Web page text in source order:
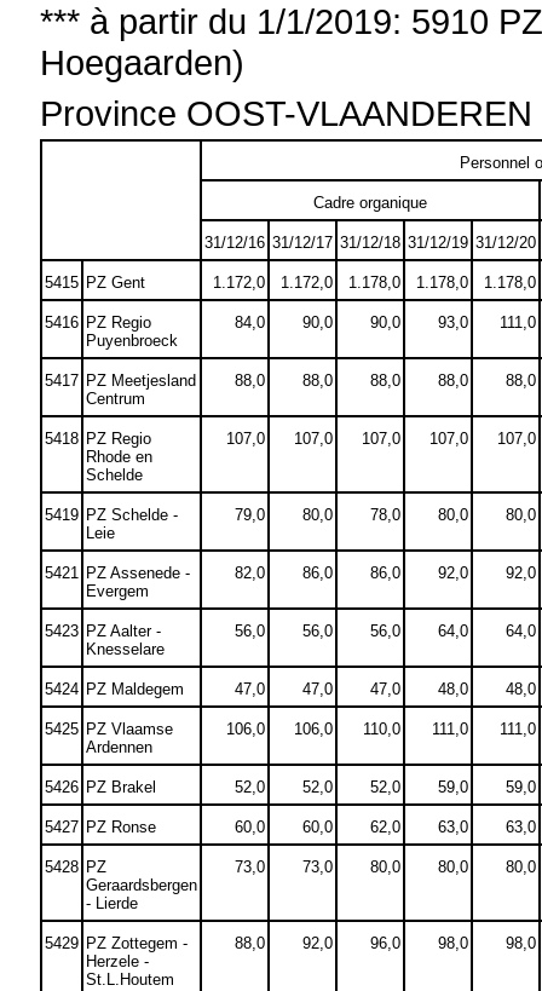
*** à partir du 1/1/2019: 5910
Hoegaarden)
Province OOST-VLAANDEREN
Personnel
Cadre organique
31/12/16 31/12/17 31/12/18 31/12/19 31/12/20
5415 PZ Gent 1.172,0 1.172,0 1.178,0 1.178,0 1.178,0
5416 PZ Regio
Puyenbroeck
84,0 90,0 90,0 93,0 111,0
5417 PZ Meetjesland
Centrum
88,0 88,0 88,0 88,0 88,0
5418 PZ Regio
Rhode en
Schelde
107,0 107,0 107,0 107,0 107,0
5419 PZ Schelde -
Leie
79,0 80,0 78,0 80,0 80,0
5421 PZ Assenede -
Evergem
82,0 86,0 86,0 92,0 92,0
5423 PZ Aalter -
Knesselare
56,0 56,0 56,0 64,0 64,0
5424 PZ Maldegem 47,0 47,0 47,0 48,0 48,0
5425 PZ Vlaamse
Ardennen
106,0 106,0 110,0 111,0 111,0
5426 PZ Brakel 52,0 52,0 52,0 59,0 59,0
5427 PZ Ronse 60,0 60,0 62,0 63,0 63,0
5428 PZ
Geraardsbergen
- Lierde
73,0 73,0 80,0 80,0 80,0
5429 PZ Zottegem -
Herzele -
St.L.Houtem
88,0 92,0 96,0 98,0 98,0